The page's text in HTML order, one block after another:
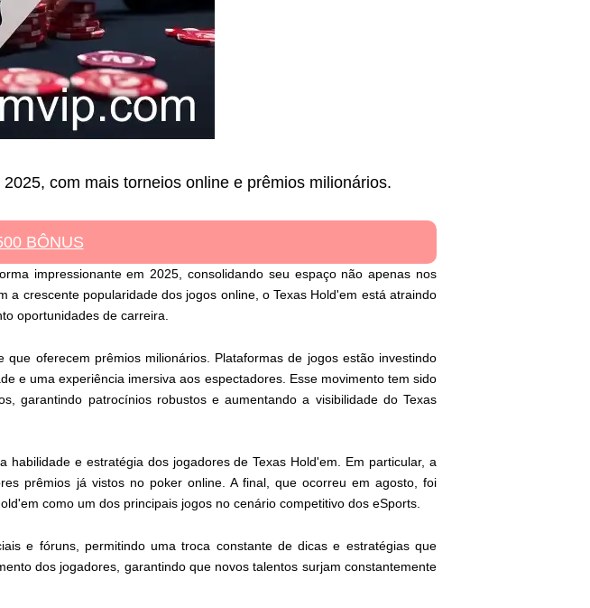
com mais torneios online e prêmios milionários.
BÔNUS
impressionante em 2025, consolidando seu espaço não apenas nos
crescente popularidade dos jogos online, o Texas Hold'em está atraindo
oportunidades de carreira.
oferecem prêmios milionários. Plataformas de jogos estão investindo
e uma experiência imersiva aos espectadores. Esse movimento tem sido
garantindo patrocínios robustos e aumentando a visibilidade do Texas
e estratégia dos jogadores de Texas Hold'em. Em particular, a
prêmios já vistos no poker online. A final, que ocorreu em agosto, foi
como um dos principais jogos no cenário competitivo dos eSports.
e fóruns, permitindo uma troca constante de dicas e estratégias que
dos jogadores, garantindo que novos talentos surjam constantemente